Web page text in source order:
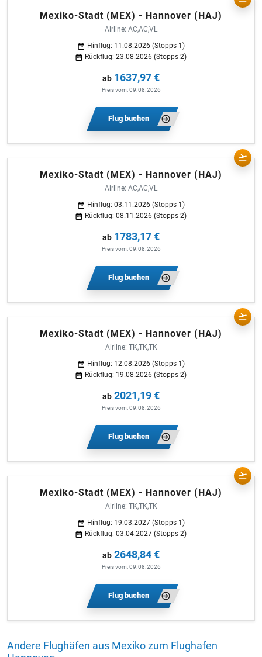
Mexiko-Stadt (MEX) - Hannover (HAJ)
Airline: AC,AC,VL
Hinflug: 11.08.2026 (Stopps 1)
Rückflug: 23.08.2026 (Stopps 2)
ab 1637,97 €
Preis vom: 09.08.2026
Flug buchen
Mexiko-Stadt (MEX) - Hannover (HAJ)
Airline: AC,AC,VL
Hinflug: 03.11.2026 (Stopps 1)
Rückflug: 08.11.2026 (Stopps 2)
ab 1783,17 €
Preis vom: 09.08.2026
Flug buchen
Mexiko-Stadt (MEX) - Hannover (HAJ)
Airline: TK,TK,TK
Hinflug: 12.08.2026 (Stopps 1)
Rückflug: 19.08.2026 (Stopps 2)
ab 2021,19 €
Preis vom: 09.08.2026
Flug buchen
Mexiko-Stadt (MEX) - Hannover (HAJ)
Airline: TK,TK,TK
Hinflug: 19.03.2027 (Stopps 1)
Rückflug: 03.04.2027 (Stopps 2)
ab 2648,84 €
Preis vom: 09.08.2026
Flug buchen
Andere Flughäfen aus Mexiko zum Flughafen